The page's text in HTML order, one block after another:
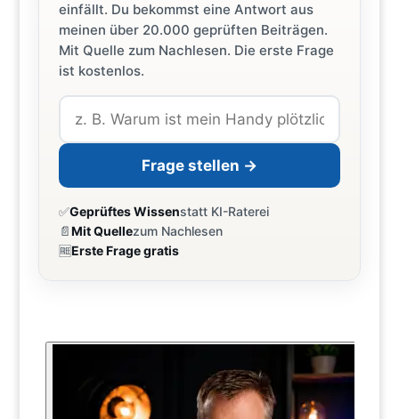
einfällt. Du bekommst eine Antwort aus
meinen über 20.000 geprüften Beiträgen.
Mit Quelle zum Nachlesen. Die erste Frage
ist kostenlos.
Frage stellen →
✅Geprüftes Wissenstatt KI-Raterei
📄Mit Quellezum Nachlesen
🆓Erste Frage gratis